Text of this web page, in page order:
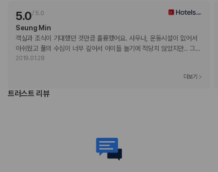
현장 결제 유형 및 수단
Visa
직불카드 결제 불가
현금 결제 불가
American Express
반려동물
5.0/ 5.0
Seung Min
객실과 조식이 기대했던 것만큼 훌륭했어요. 사우나, 운동시설이 없어서
아쉬웠고 풀의 수심이 너무 깊어서 아이들 놀기에 적당치 않았지만.. 그…
2019.01.28
더보기
트러스트 리뷰